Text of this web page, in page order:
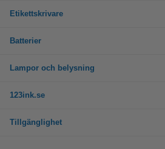
Etikettskrivare
Batterier
Lampor och belysning
123ink.se
Tillgänglighet